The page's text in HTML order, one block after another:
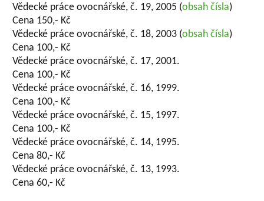
Vědecké práce ovocnářské, č. 19, 2005 (obsah čísla)
Cena 150,- Kč
Vědecké práce ovocnářské, č. 18, 2003 (obsah čísla)
Cena 100,- Kč
Vědecké práce ovocnářské, č. 17, 2001.
Cena 100,- Kč
Vědecké práce ovocnářské, č. 16, 1999.
Cena 100,- Kč
Vědecké práce ovocnářské, č. 15, 1997.
Cena 100,- Kč
Vědecké práce ovocnářské, č. 14, 1995.
Cena 80,- Kč
Vědecké práce ovocnářské, č. 13, 1993.
Cena 60,- Kč